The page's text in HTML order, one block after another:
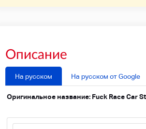
Описание
На русском На русском от Google
Оригинальное название: Fuck Race Car